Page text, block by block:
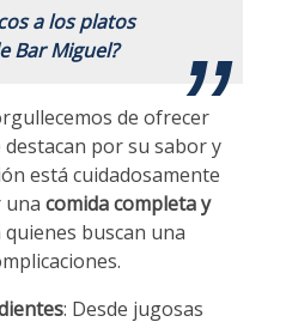
a los platos
Bar Miguel?
de ofrecer
destacan por su sabor y
está cuidadosamente
una comida completa y
buscan una
: Desde jugosas